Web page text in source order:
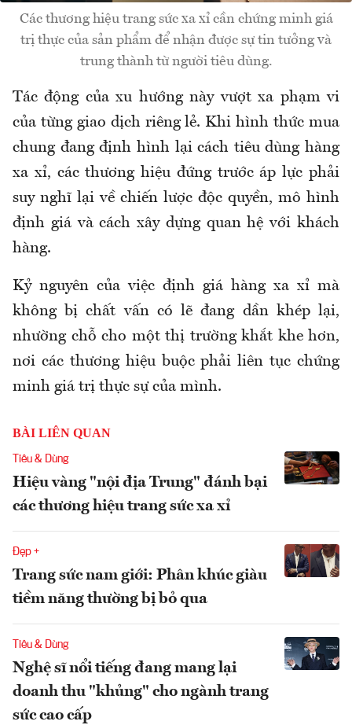
Các thương hiệu trang sức xa xỉ cần chứng minh giá
trị thực của sản phẩm để nhận được sự tin tưởng và
trung thành từ người tiêu dùng.
Tác động của xu hướng này vượt xa phạm vi
của từng giao dịch riêng lẻ. Khi hình thức mua
chung đang định hình lại cách tiêu dùng hàng
xa xỉ, các thương hiệu đứng trước áp lực phải
suy nghĩ lại về chiến lược độc quyền, mô hình
định giá và cách xây dựng quan hệ với khách
hàng.
Kỷ nguyên của việc định giá hàng xa xỉ mà
không bị chất vấn có lẽ đang dần khép lại,
nhường chỗ cho một thị trường khắt khe hơn,
nơi các thương hiệu buộc phải liên tục chứng
minh giá trị thực sự của mình.
BÀI LIÊN QUAN
Tiêu & Dùng
Hiệu vàng "nội địa Trung" đánh bại
các thương hiệu trang sức xa xỉ
Đẹp +
Trang sức nam giới: Phân khúc giàu
tiềm năng thường bị bỏ qua
Tiêu & Dùng
Nghệ sĩ nổi tiếng đang mang lại
doanh thu "khủng" cho ngành trang
sức cao cấp